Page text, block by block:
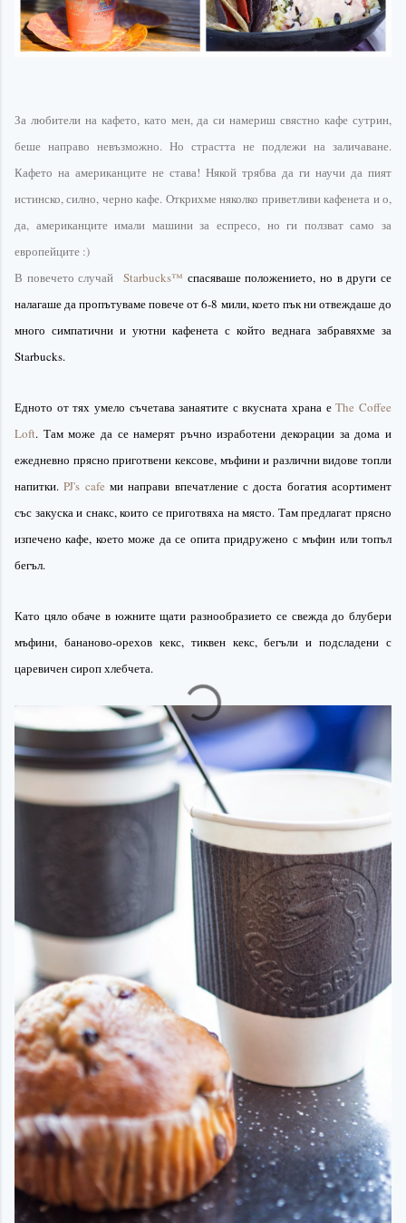
За любители на кафето, като мен, да си намериш свястно кафе сутрин,
беше направо невъзможно. Но страстта не подлежи на заличаване.
Кафето на американците не става! Някой трябва да ги научи да пият
истинско, силно, черно кафе. Открихме няколко приветливи кафенета и о,
да, американцитеимали машини за еспресо, но ги ползват само за
европейците :)
В повечето случай Starbucks™ спасяваше положението, но в други се
налагаше да пропътуваме повече от 6-8 мили, което пък ни отвеждаше до
много симпатични и уютни кафенета с който веднага забравяхме за
Starbucks.
Едното от тях умело съчетава занаятите с вкусната храна еThe Coffee
Loft. Там може да се намерят ръчно изработени декорации за дома и
ежедневно прясно приготвени кексове, мъфинии различни видове топли
напитки. PJ's cafe ми направи впечатление с доста богатия асортимент
със закуска и снакс, които се приготвяха на място. Там предлагат прясно
изпечено кафе, което може да се опита придружено смъфин или топъл
бегъл.
Като цяло обаче в южните щатиразнообразието се свежда доблубери
мъфини, бананово-орехов кекс, тиквен кекс,бегъли и подсладени с
царевичен сиропхлебчета.